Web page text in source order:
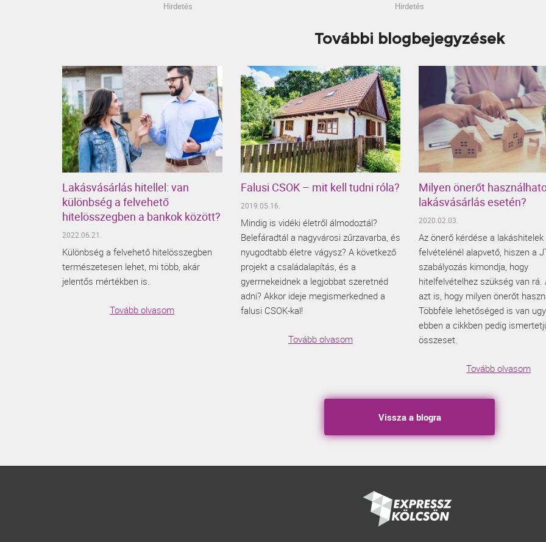
Hirdetés Hirdetés
További blogbejegyzések
Lakásvásárlás hitellel: van
különbség a felvehető
hitelösszegben a bankok között?
2022.06.21.
Különbség a felvehető hitelösszegben
természetesen lehet, mi több, akár
jelentős mértékben is.
Tovább olvasom
Falusi CSOK – mit kell tudni róla?
2019.05.16.
Mindig is vidéki életről álmodoztál?
Belefáradtál a nagyvárosi zűrzavarba, és
nyugodtabb életre vágysz? A következő
projekt a családalapítás, és a
gyermekeidnek a legjobbat szeretnéd
adni? Akkor ideje megismerkedned a
falusi CSOK-kal!
Tovább olvasom
Milyen önerőt
lakásvásárlás esetén?
2020.02.03.
Az önerő kérdése a lakáshitelek
felvételénél alapvető, hiszen a
szabályozás kimondja, hogy
hitelfelvételhez szükség van rá.
azt is, hogy milyen önerőt
Többféle lehetőséged is van
ebben a cikkben pedig
összeset.
Tovább olvasom
Vissza a blogra